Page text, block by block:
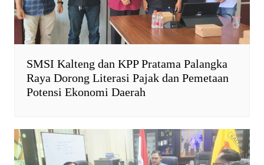
SMSI Kalteng dan KPP Pratama Palangka
Raya Dorong Literasi Pajak dan Pemetaan
Potensi Ekonomi Daerah